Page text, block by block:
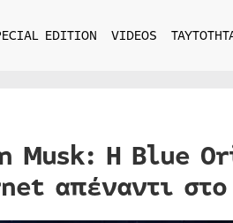
EDITION VIDEOS
Musk: Η Blue
απέναντι